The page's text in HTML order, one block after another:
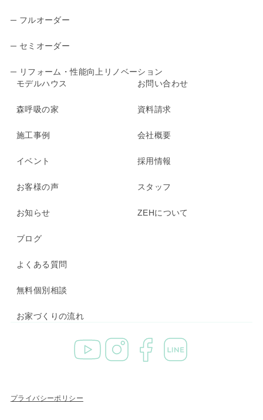
─ フルオーダー
─ セミオーダー
─ リフォーム・性能向上リノベーション
モデルハウス
森呼吸の家
施工事例
イベント
お客様の声
お知らせ
ブログ
よくある質問
無料個別相談
お家づくりの流れ
お問い合わせ
資料請求
会社概要
採用情報
スタッフ
ZEHについて
プライバシーポリシー